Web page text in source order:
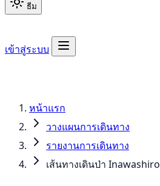
ธีม
เข้าสู่ระบบ
หน้าแรก
วางแผนการเดินทาง
รายงานการเดินทาง
เส้นทางเดินป่า Inawashiro